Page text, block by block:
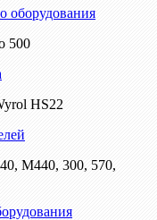
оборудования
500
HS22
M440, 300, 570,